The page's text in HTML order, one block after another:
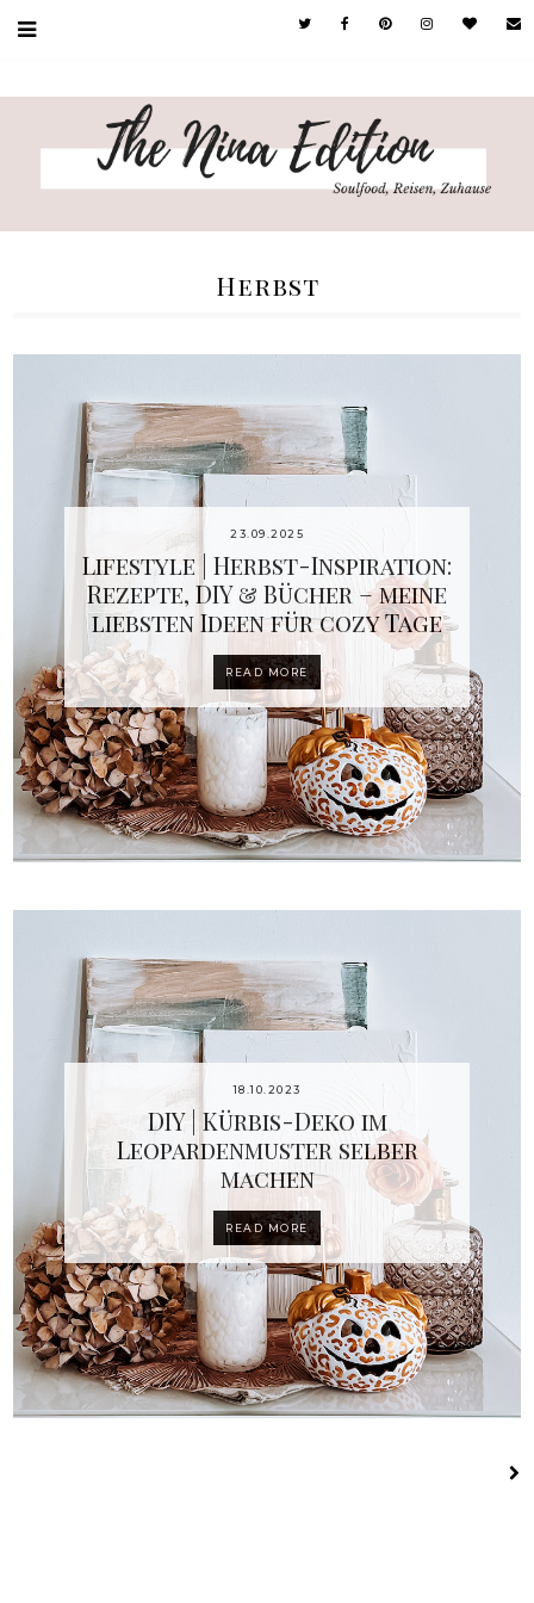
Herbst
23.09.2025
Lifestyle | Herbst-Inspiration:
Rezepte, DIY & Bücher – meine
liebsten Ideen für cozy Tage
READ MORE
18.10.2023
DIY | Kürbis-Deko im
Leopardenmuster selber
machen
READ MORE